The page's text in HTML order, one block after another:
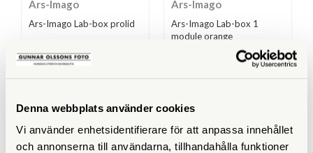
Denna webbplats använder cookies
Vi använder enhetsidentifierare för att anpassa innehållet
och annonserna till användarna, tillhandahålla funktioner
Ars-Imago
Ars-Imago Lab-box prolid
Finns i lager
Ars-Imago
Ars-Imago Lab-box 1
module orange
Finns i lager